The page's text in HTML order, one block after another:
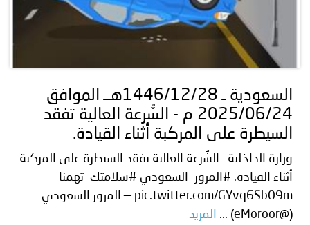
السعودية ـ 1446/12/28هــ الموافق
2025/06/24 م - السُّرعة العالية تفقد
السيطرة على المركبة أثناء القيادة.
وزارة الداخلية السُّرعة العالية تفقد السيطرة على المركبة
أثناء القيادة. #المرور_السعودي #سلامتك_تهمنا
pic.twitter.com/GYvq6Sb09m — المرور السعودي
(@eMoroor) ...
المزيد